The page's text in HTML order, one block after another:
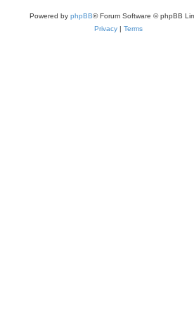
Powered by phpBB® Forum Software © phpBB
Privacy | Terms